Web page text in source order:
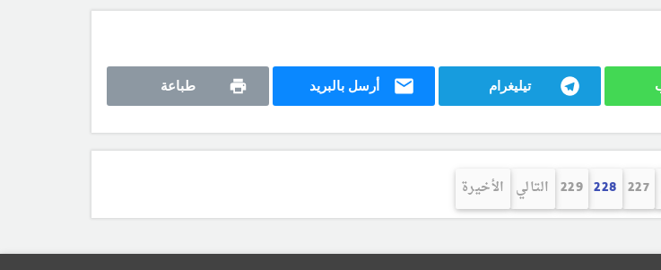
تيليغرام أرسل بالبريد طباعة
227
228
229 التالي الأخيرة